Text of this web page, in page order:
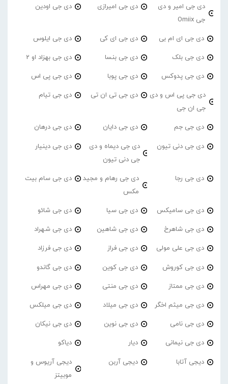
دی جی امیر و دی
جی Omiix
دی جی امیرازی دی جی اودین
دی جی ای ام بی دی جی ای کی دی جی ایلوس
دی جی بلک دی جی بنسا دی جی بهزاد او 2
دی جی پدوکس دی جی پوبا دی جی پی اس
دی جی پی اس و دی
جی ان جی
دی جی تی ان تی دی جی تیام
دی جی جم دی جی دایان دی جی درهان
دی جی دنی تیون
دی جی دیماه و دی
جی دنی تیون
دی جی دینیار
دی جی رجا
دی جی رهام و مجید
مکس
دی جی سام بیت
دی جی سامیکس دی جی سیا دی جی شائو
دی جی شاهرخ دی جی شاهین دی جی شهراد
دی جی علی مولی دی جی فراز دی جی فرزاد
دی جی کوروش دی جی کوین دی جی گاندو
دی جی ممتاز دی جی منتی دی جی مهراس
دی جی میثم اخگر دی جی میلاد دی جی میلکس
دی جی نامی دی جی نوین دی جی نیکان
دی جی نیمانی دیار دیاکو
دیجی آتابا دیجی آربن
دیجی آریوس و
موبیتز